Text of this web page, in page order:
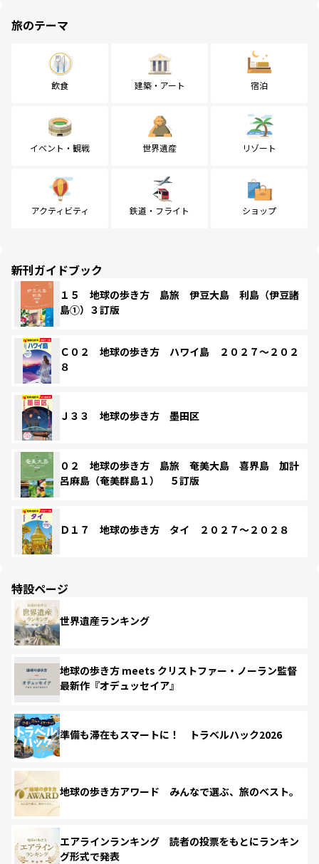
旅のテーマ
飲食 建築・アート 宿泊
イベント・観戦 世界遺産 リゾート
アクティビティ 鉄道・フライト ショップ
新刊ガイドブック
１５ 地球の歩き方 島旅 伊豆大島 利島（伊豆諸
島①）３訂版
Ｃ０２ 地球の歩き方 ハワイ島 ２０２７～２０２
８
Ｊ３３ 地球の歩き方 墨田区
０２ 地球の歩き方 島旅 奄美大島 喜界島 加計
呂麻島（奄美群島１） ５訂版
Ｄ１７ 地球の歩き方 タイ ２０２７～２０２８
特設ページ
世界遺産ランキング
地球の歩き方 meets クリストファー・ノーラン監督
最新作『オデュッセイア』
準備も滞在もスマートに！ トラベルハック2026
地球の歩き方アワード みんなで選ぶ、旅のベスト。
エアラインランキング 読者の投票をもとにランキン
グ形式で発表